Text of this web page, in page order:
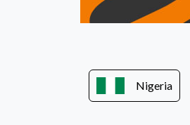
Nigeria